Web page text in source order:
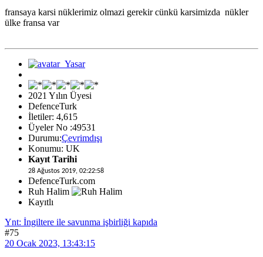
fransaya karsi nüklerimiz olmazi gerekir cünkü karsimizda nükler
ülke fransa var
2021 Yılın Üyesi
DefenceTurk
İletiler: 4,615
Üyeler No :49531
Durumu:Çevrimdışı
Konumu: UK
Kayıt Tarihi
28 Ağustos 2019, 02:22:58
DefenceTurk.com
Ruh Halim
Kayıtlı
Ynt: İngiltere ile savunma işbirliği kapıda
#75
20 Ocak 2023, 13:43:15